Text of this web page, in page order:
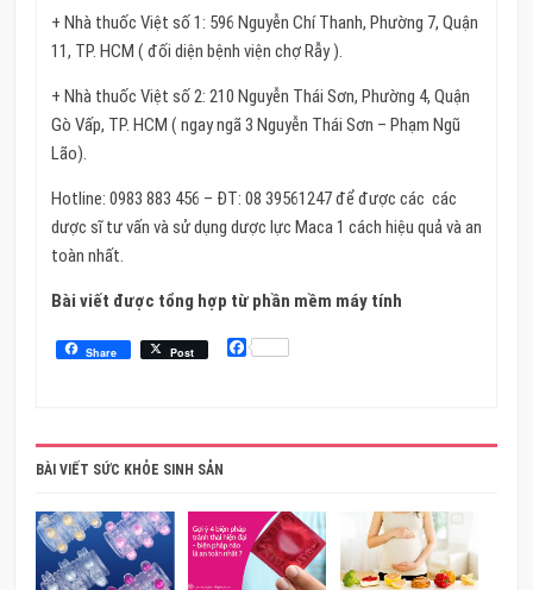
+ Nhà thuốc Việt số 1: 596 Nguyễn Chí Thanh, Phường 7, Quận
11, TP. HCM ( đối diện bệnh viện chợ Rẫy ).
+ Nhà thuốc Việt số 2: 210 Nguyễn Thái Sơn, Phường 4, Quận
Gò Vấp, TP. HCM ( ngay ngã 3 Nguyễn Thái Sơn – Phạm Ngũ
Lão).
Hotline: 0983 883 456 – ĐT: 08 39561247 để được các các
dược sĩ tư vấn và sử dụng dược lực Maca 1 cách hiệu quả và an
toàn nhất.
Bài viết được tổng hợp từ phần mềm máy tính
Share Post Facebook
BÀI VIẾT SỨC KHỎE SINH SẢN